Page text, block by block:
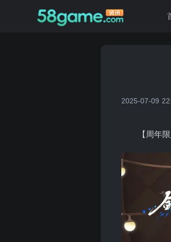
2025-07-09
【周年